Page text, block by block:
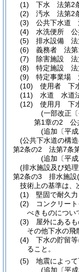
(1)
下水 法第2
(2)
汚水 法第2
(3)
公共下水道
(4)
水洗便所 公
(5)
排水設備 法
(6)
義務者 法第
(7)
除害施設 法
(8)
特定施設 法
(9)
特定事業場
(10)
使用者 下
(11)
水道 水道
(12)
使用月 下
(一部改正
第1章の2
公
(追加〔平
(公共下水道の構
第2条の2
法第7条
(追加〔平
(排水施設及び処
第2条の3
排水施設
技術上の基準は、
(1)
堅固で耐久
(2)
コンクリー
べきものについ
(3)
屋外にある
その他下水の飛
(4)
下水の貯留
ること。
(5)
地震によっ
(追加〔平